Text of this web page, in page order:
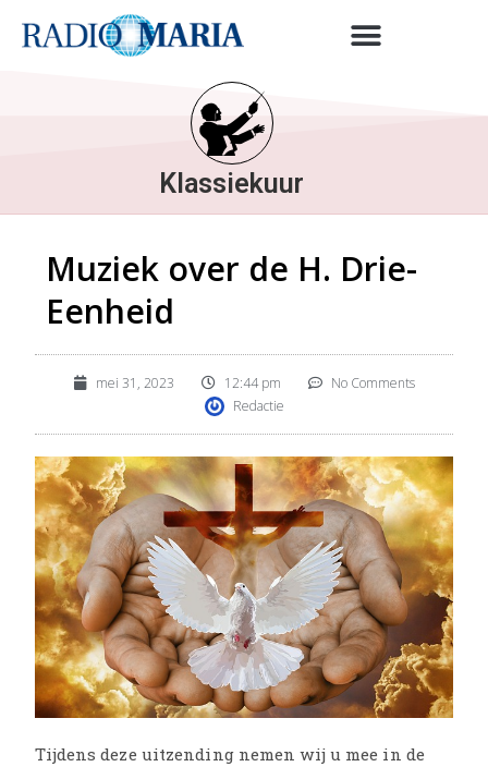
Klassiekuur
Muziek over de H. Drie-
Eenheid
mei 31, 2023 12:44 pm
No Comments
Redactie
Tijdens deze uitzending nemen wij u mee in de